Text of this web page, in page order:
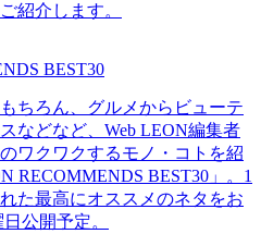
紹介します。
BEST30
ちろん、グルメからビューテ
などなど、Web LEON編集者
ワクワクするモノ・コトを紹
RECOMMENDS BEST30」。1
た最高にオススメのネタをお
公開予定。